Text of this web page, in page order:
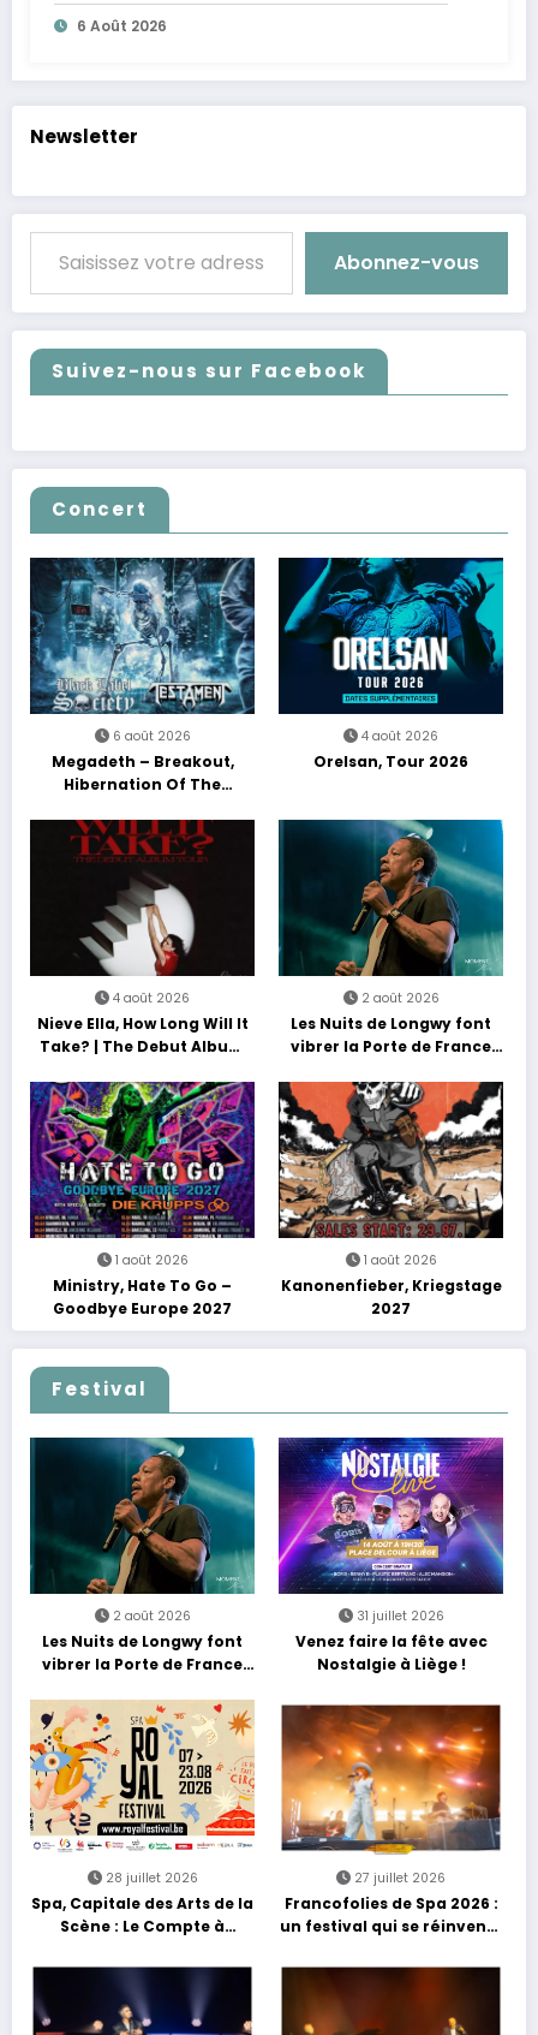
6 Août 2026
Newsletter
Saisissez votre adresse e-mail…
Abonnez-vous
Suivez-nous sur Facebook
Concert
6 août 2026
Megadeth – Breakout,
Hibernation Of The
4 août 2026
Orelsan, Tour 2026
4 août 2026
Nieve Ella, How Long Will It
Take? | The Debut Album
2 août 2026
Les Nuits de Longwy font
vibrer la Porte de France
découvertes et énergie
reggae
1 août 2026
Ministry, Hate To Go –
Goodbye Europe 2027
1 août 2026
Kanonenfieber, Kriegstage
2027
Festival
2 août 2026
Les Nuits de Longwy font
vibrer la Porte de France
découvertes et énergie
reggae
31 juillet 2026
Venez faire la fête avec
Nostalgie à Liège !
28 juillet 2026
Spa, Capitale des Arts de la
Scène : Le Compte à
27 juillet 2026
Francofolies de Spa 2026 :
un festival qui se réinvente
grands moments de scène